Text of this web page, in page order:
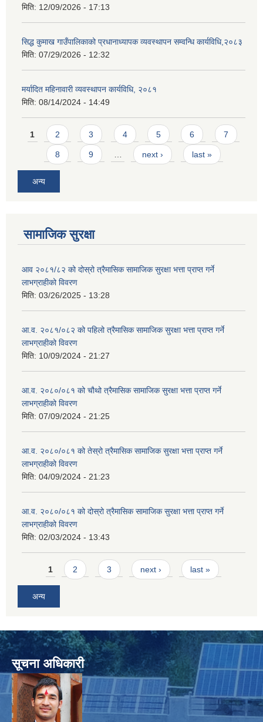
मिति: 12/09/2026 - 17:13
सिद्ध कुमाख गाउँपालिकाको प्रधानाध्यापक व्यवस्थापन सम्वन्धि कार्यविधि,२०८३
मिति: 07/29/2026 - 12:32
मर्यादित महिनावारी व्यवस्थापन कार्यविधि, २०८१
मिति: 08/14/2024 - 14:49
Pages
1 2 3 4 5 6 7
8 9 next › last »
अन्य
सामाजिक सुरक्षा
आव २०८१/८२ को दोस्रो त्रैमासिक सामाजिक सुरक्षा भत्ता प्राप्त गर्ने
लाभग्राहीको विवरण
मिति: 03/26/2025 - 13:28
आ.व. २०८१/०८२ को पहिलो त्रैमासिक सामाजिक सुरक्षा भत्ता प्राप्त गर्ने
लाभग्राहीको विवरण
मिति: 10/09/2024 - 21:27
आ.व. २०८०/०८१ को चौथो त्रैमासिक सामाजिक सुरक्षा भत्ता प्राप्त गर्ने
लाभग्राहीको विवरण
मिति: 07/09/2024 - 21:25
आ.व. २०८०/०८१ को तेस्रो त्रैमासिक सामाजिक सुरक्षा भत्ता प्राप्त गर्ने
लाभग्राहीको विवरण
मिति: 04/09/2024 - 21:23
आ.व. २०८०/०८१ को दोस्रो त्रैमासिक सामाजिक सुरक्षा भत्ता प्राप्त गर्ने
लाभग्राहीको विवरण
मिति: 02/03/2024 - 13:43
Pages
1 2 3 next › last »
अन्य
सूचना अधिकारी